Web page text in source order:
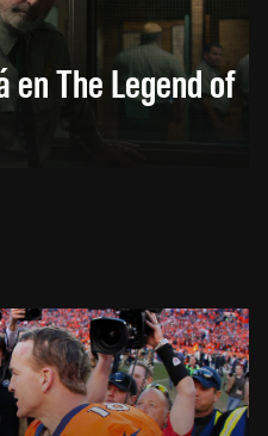
en The Legend of